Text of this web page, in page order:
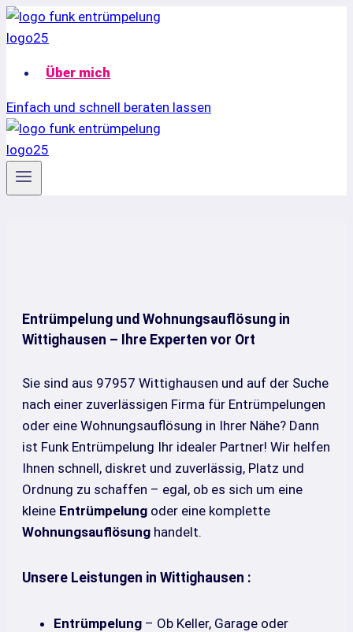
Zum
Inhalt
Über mich
Einfach und schnell beraten lassen
Entrümpelung und Wohnungsauflösung in
Wittighausen – Ihre Experten vor Ort
Sie sind aus 97957 Wittighausen und auf der Suche
nach einer zuverlässigen Firma für Entrümpelungen
oder eine Wohnungsauflösung in Ihrer Nähe? Dann
ist Funk Entrümpelung Ihr idealer Partner! Wir helfen
Ihnen schnell, diskret und zuverlässig, Platz und
Ordnung zu schaffen – egal, ob es sich um eine
kleine Entrümpelung oder eine komplette
Wohnungsauflösung handelt.
Unsere Leistungen in Wittighausen :
Entrümpelung – Ob Keller, Garage oder